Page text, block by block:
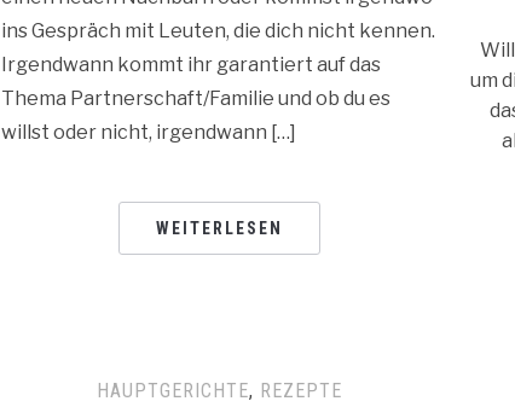
ins Gespräch mit Leuten, die dich nicht kennen.
Irgendwann kommt ihr garantiert auf das
Thema Partnerschaft/Familie und ob du es
willst oder nicht, irgendwann […]
WEITERLESEN
HAUPTGERICHTE, REZEPTE
um